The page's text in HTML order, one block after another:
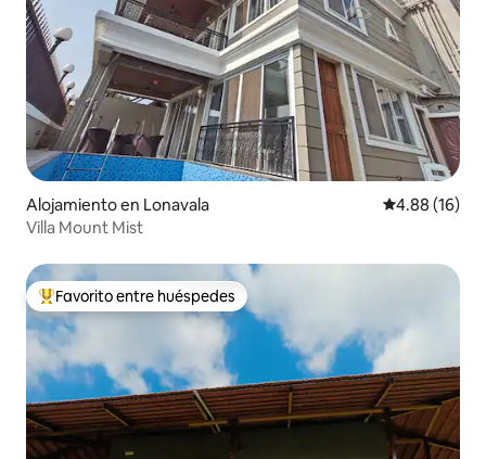
Alojamiento en Lonavala Calificación
4.88 (16)
Villa Mount Mist
Favorito entre huéspedes preferido
Favorito entre huéspedes